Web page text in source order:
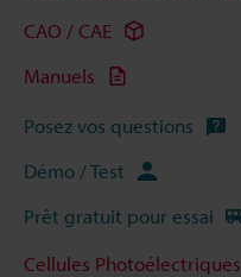
CAO / CAE
Manuels
Posez vos questions
Démo / Test
Prêt gratuit pour essai
Cellules Photoélectriques